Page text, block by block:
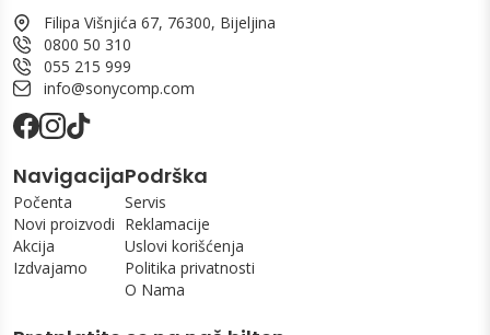
Filipa Višnjića 67, 76300, Bijeljina
0800 50 310
055 215 999
info@sonycomp.com
Navigacija
Počenta
Novi proizvodi
Akcija
Izdvajamo
Podrška
Servis
Reklamacije
Uslovi korišćenja
Politika privatnosti
O Nama